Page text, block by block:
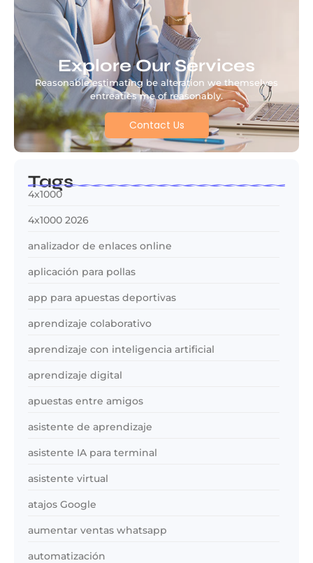
Explore Our Services
Reasonable estimating be alteration we themselves
entreaties me of reasonably.
Contact Us
Tags
4x1000
4x1000 2026
analizador de enlaces online
aplicación para pollas
app para apuestas deportivas
aprendizaje colaborativo
aprendizaje con inteligencia artificial
aprendizaje digital
apuestas entre amigos
asistente de aprendizaje
asistente IA para terminal
asistente virtual
atajos Google
aumentar ventas whatsapp
automatización